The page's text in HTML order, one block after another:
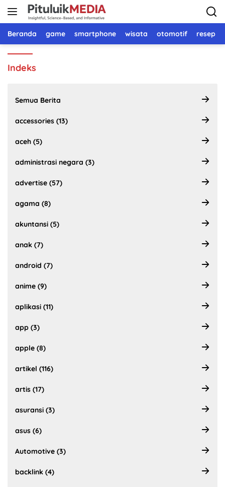
Langsung
Beranda game smartphone wisata otomotif resep
Indeks
Semua Berita
accessories (13)
aceh (5)
administrasi negara (3)
advertise (57)
agama (8)
akuntansi (5)
anak (7)
android (7)
anime (9)
aplikasi (11)
app (3)
apple (8)
artikel (116)
artis (17)
asuransi (3)
asus (6)
Automotive (3)
backlink (4)